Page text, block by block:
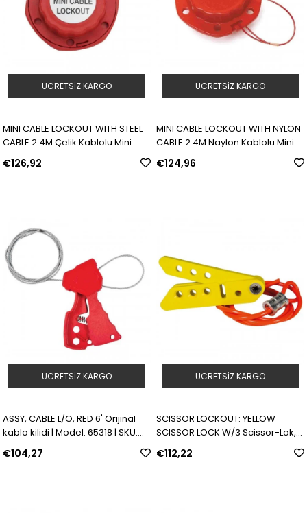
MINI CABLE LOCKOUT WITH STEEL
CABLE 2.4M Çelik Kablolu Mini
Kablo Kilidi | Model: 50940 | SKU:
Y407313
€126,92
ÜCRETSIZ KARGO
MINI CABLE LOCKOUT WITH NYLON
CABLE 2.4M Naylon Kablolu Mini
Kablo Kilidi | Model: 51442 | SKU:
Y407314
€124,96
ÜCRETSIZ KARGO
ASSY, CABLE L/O, RED 6' Orijinal
kablo kilidi | Model: 65318 | SKU:
€104,27
ÜCRETSIZ KARGO
SCISSOR LOCKOUT: YELLOW
SCISSOR LOCK W/3 Scissor-Lok,
0,91 m Kablo ile | Model: 236921 |
SKU: Y140466
€112,22
ÜCRETSIZ KARGO